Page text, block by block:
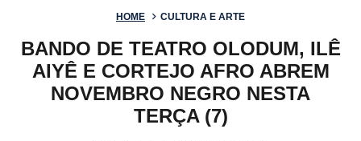
HOME CULTURA E ARTE
BANDO DE TEATRO OLODUM, ILÊ
AIYÊ E CORTEJO AFRO ABREM
NOVEMBRO NEGRO NESTA
TERÇA (7)